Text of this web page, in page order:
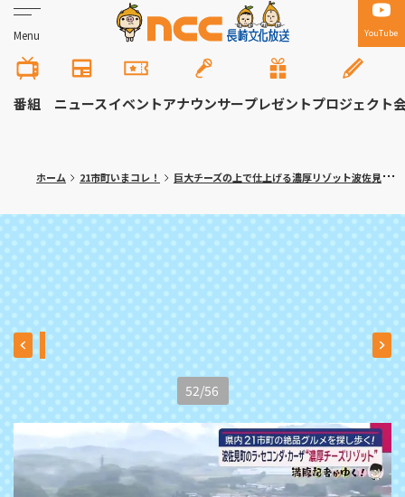
Menu YouTube
番組 ニュースイベントアナウンサープレゼントプロジェクト
ホーム 21市町いまコレ！ 巨大チーズの上で仕上げる濃厚リゾット波佐見町「ラ・セコンダ・カーザ」〈満腹記者がゆく⑬〉
52/56